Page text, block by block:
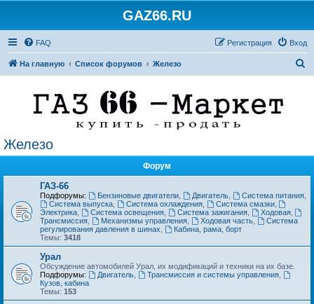
GAZ66.RU
FAQ Вход
Регистрация
На главную Список форумов Железо
Железо
Форум
ГАЗ-66
Подфорумы: Бензиновые двигатели, Двигатель, Система питания,
Система выпуска, Система охлаждения, Система смазки,
Электрика
Система освещения, Система зажигания, Ходовая,
Трансмиссия
Механизмы управления, Ходовая часть,
Система
регулирования давления в шинах
Кабина, рама, борт
Темы: 3418
Урал
Обсуждение автомобилей Урал, их модификаций и техники на их базе.
Подфорумы:
Двигатель, Трансмиссия и системы управления,
Кузов, кабина
Темы: 153